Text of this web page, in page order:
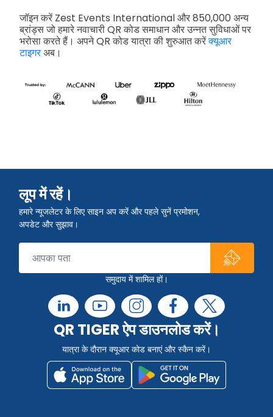
जॉइन करें Zest Events International और 850,000 अन्य
ब्रांड्स जो हमारे नवाचारी QR कोड समाधान और उन्नत सुविधाओं पर
भरोसा करते हैं। अपने QR कोड यात्रा की शुरुआत करेंक्यूआर
टाइगरअब।
लूप में रहें।
हमारे न्यूजलेटर के लिए साइन अप करें और पहले सुनें प्रमोशन,
अपडेट और सुझाव।
समुदाय में शामिल हों।
QR TIGER ऐप डाउनलोड करें।
यात्रा के दौरान क्यूआर कोड बनाएं और स्कैन करें।